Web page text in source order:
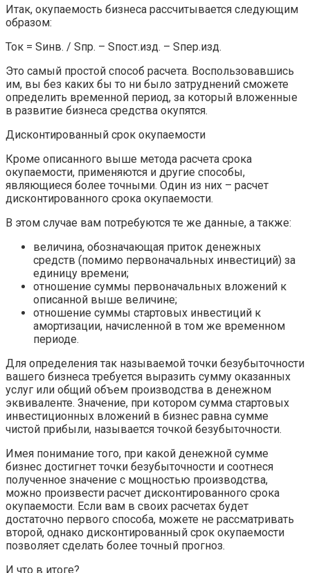
Итак, окупаемость бизнеса рассчитывается следующим
образом:
Ток = Sинв. / Sпр. – Sпост.изд. – Sпер.изд.
Это самый простой способ расчета. Воспользовавшись
им, вы без каких бы то ни было затруднений сможете
определить временной период, за который вложенные
в развитие бизнеса средства окупятся.
Дисконтированный срок окупаемости
Кроме описанного выше метода расчета срока
окупаемости, применяются и другие способы,
являющиеся более точными. Один из них – расчет
дисконтированного срока окупаемости.
В этом случае вам потребуются те же данные, а также:
величина, обозначающая приток денежных
средств (помимо первоначальных инвестиций) за
единицу времени;
отношение суммы первоначальных вложений к
описанной выше величине;
отношение суммы стартовых инвестиций к
амортизации, начисленной в том же временном
периоде.
Для определения так называемой точки безубыточности
вашего бизнеса требуется выразить сумму оказанных
услуг или общий объем производства в денежном
эквиваленте. Значение, при котором сумма стартовых
инвестиционных вложений в бизнес равна сумме
чистой прибыли, называется точкой безубыточности.
Имея понимание того, при какой денежной сумме
бизнес достигнет точки безубыточности и соотнеся
полученное значение с мощностью производства,
можно произвести расчет дисконтированного срока
окупаемости. Если вам в своих расчетах будет
достаточно первого способа, можете не рассматривать
второй, однако дисконтированный срок окупаемости
позволяет сделать более точный прогноз.
И что в итоге?